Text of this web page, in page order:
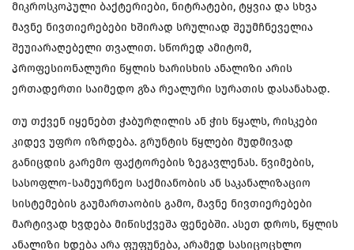
მიკროსკოპული ბაქტერიები, ნიტრატები, ტყვია და სხვა
მავნე ნივთიერებები ხშირად სრულიად შეუმჩნეველია
შეუიარაღებელი თვალით. სწორედ ამიტომ,
პროფესიონალური წყლის ხარისხის ანალიზი არის
ერთადერთი საიმედო გზა რეალური სურათის დასანახად.
თუ თქვენ იყენებთ ჭაბურღილის ან ჭის წყალს, რისკები
კიდევ უფრო იზრდება. გრუნტის წყლები მუდმივად
განიცდის გარემო ფაქტორების ზეგავლენას. წვიმების,
სასოფლო-სამეურნეო საქმიანობის ან საკანალიზაციო
სისტემების გაუმართაობის გამო, მავნე ნივთიერებები
მარტივად ხვდება მიწისქვეშა ფენებში. ასეთ დროს, წყლის
ანალიზი ხდება არა ფუფუნება, არამედ სასიცოცხლო